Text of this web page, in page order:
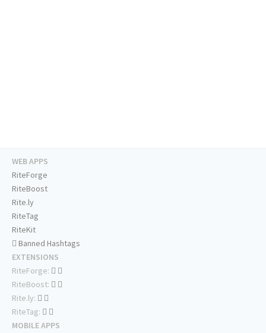
WEB APPS
RiteForge
RiteBoost
Rite.ly
RiteTag
RiteKit
Banned Hashtags
EXTENSIONS
RiteForge:
RiteBoost:
Rite.ly:
RiteTag:
MOBILE APPS